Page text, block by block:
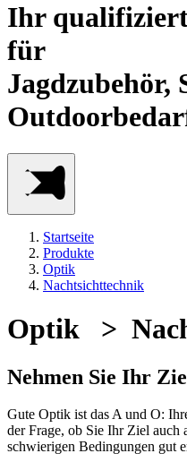
Ihr
für
Jagdzubehör,
Startseite
Produkte
Optik
Nachtsichttechnik
Optik >
Nehmen Sie Ihr
Gute Optik ist das A und O:
der Frage, ob Sie Ihr Ziel
schwierigen Bedingungen gut